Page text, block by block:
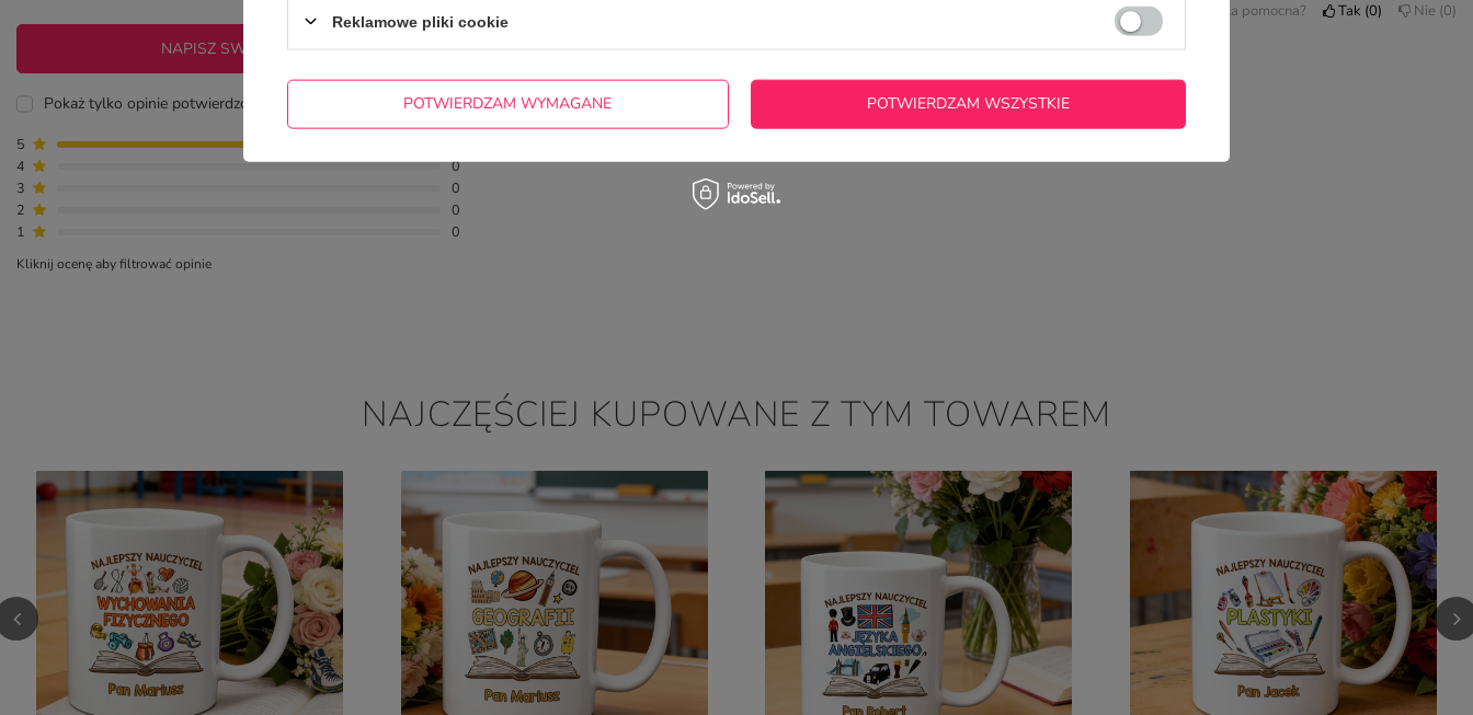
NAPISZ SWOJĄ OPINIĘ
Pokaż tylko opinie potwierdzone zakupem
5
4
0
3
0
2
0
1
0
Kliknij ocenę aby filtrować opinie
Czy opinia była pomocna? Tak 0 Nie 0
NAJCZĘŚCIEJ KUPOWANE Z TYM TOWAREM
Reklamowe pliki cookie
POTWIERDZAM WYMAGANE POTWIERDZAM WSZYSTKIE